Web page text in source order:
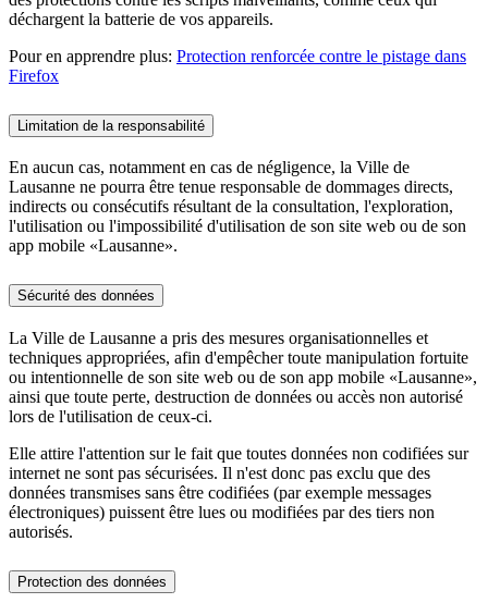
déchargent la batterie de vos appareils.
Pour en apprendre plus: Protection renforcée contre le pistage dans
Firefox
Limitation de la responsabilité
En aucun cas, notamment en cas de négligence, la Ville de
Lausanne ne pourra être tenue responsable de dommages directs,
indirects ou consécutifs résultant de la consultation, l'exploration,
l'utilisation ou l'impossibilité d'utilisation de son site web ou de son
app mobile «Lausanne».
Sécurité des données
La Ville de Lausanne a pris des mesures organisationnelles et
techniques appropriées, afin d'empêcher toute manipulation fortuite
ou intentionnelle de son site web ou de son app mobile «Lausanne»,
ainsi que toute perte, destruction de données ou accès non autorisé
lors de l'utilisation de ceux-ci.
Elle attire l'attention sur le fait que toutes données non codifiées sur
internet ne sont pas sécurisées. Il n'est donc pas exclu que des
données transmises sans être codifiées (par exemple messages
électroniques) puissent être lues ou modifiées par des tiers non
autorisés.
Protection des données